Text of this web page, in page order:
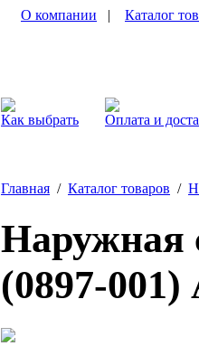
О компании | Каталог
Как выбрать Оплата и
Главная / Каталог товаров /
Наружная
(0897-